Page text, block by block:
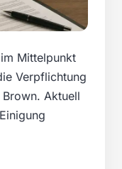
Mittelpunkt
Verpflichtung
Aktuell